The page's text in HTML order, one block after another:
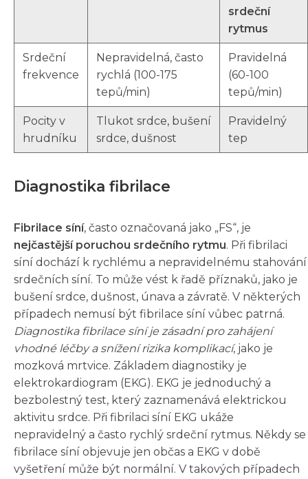
srdeční
rytmus
Srdeční
frekvence
Nepravidelná, často
rychlá (100-175
tepů/min)
Pravidelná
(60-100
tepů/min)
Pocity v
hrudníku
Tlukot srdce, bušení
srdce, dušnost
Pravidelný
tep
Diagnostika fibrilace
Fibrilace síní, často označovaná jako „FS“, je
nejčastější poruchou srdečního rytmu. Při fibrilaci
síní dochází k rychlému a nepravidelnému stahování
srdečních síní. To může vést k řadě příznaků, jako je
bušení srdce, dušnost, únava a závratě. V některých
případech nemusí být fibrilace síní vůbec patrná.
Diagnostika fibrilace síní je zásadní pro zahájení
vhodné léčby a snížení rizika komplikací, jako je
mozková mrtvice. Základem diagnostiky je
elektrokardiogram (EKG). EKG je jednoduchý a
bezbolestný test, který zaznamenává elektrickou
aktivitu srdce. Při fibrilaci síní EKG ukáže
nepravidelný a často rychlý srdeční rytmus. Někdy se
fibrilace síní objevuje jen občas a EKG v době
vyšetření může být normální. V takových případech